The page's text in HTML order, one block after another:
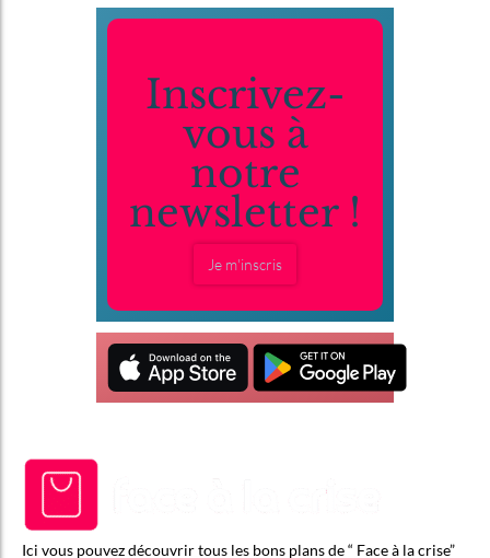
Inscrivez-
vous à
notre
newsletter !
Je m'inscris
Ici vous pouvez découvrir tous les bons plans de “ Face à la crise”